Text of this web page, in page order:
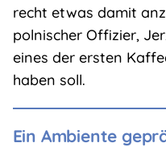
recht etwas damit
polnischer Offizier,
eines der ersten
haben soll.
Ein Ambiente